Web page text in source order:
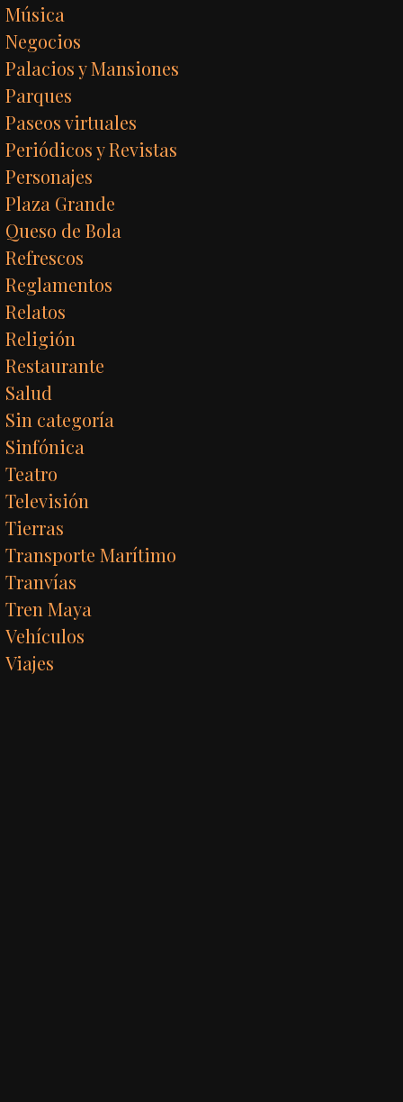
Música
Negocios
Palacios y Mansiones
Parques
Paseos virtuales
Periódicos y Revistas
Personajes
Plaza Grande
Queso de Bola
Refrescos
Reglamentos
Relatos
Religión
Restaurante
Salud
Sin categoría
Sinfónica
Teatro
Televisión
Tierras
Transporte Marítimo
Tranvías
Tren Maya
Vehículos
Viajes